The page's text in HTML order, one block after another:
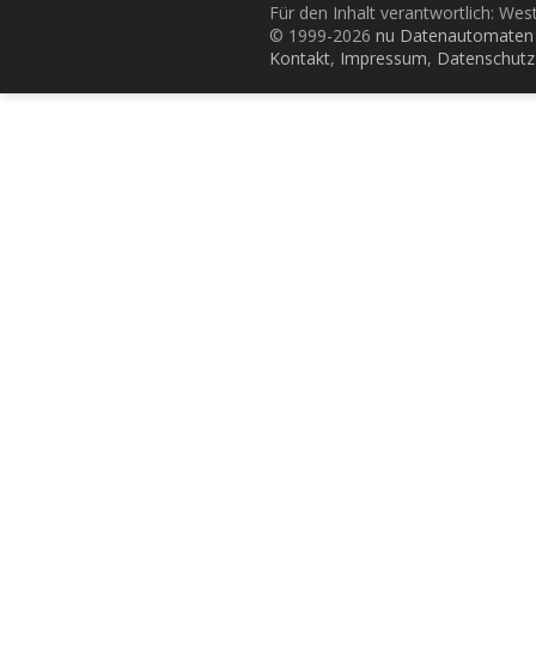
Für den Inhalt verantwortlich:
© 1999-2026 nu
Kontakt, Impressum, Datenschutz